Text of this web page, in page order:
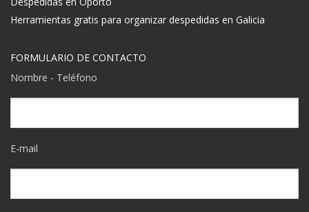
Herramientas gratis para organizar despedidas en Galicia
FORMULARIO DE CONTACTO
Nombre - Teléfono
E-mail